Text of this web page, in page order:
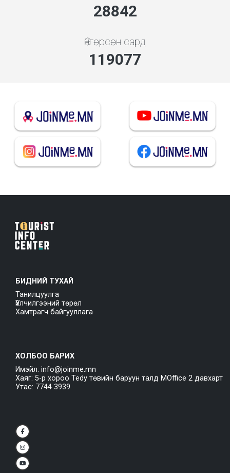
33279
Өнгөрсөн сард
137397
БИДНИЙ ТУХАЙ
Танилцуулга
Үйлчилгээний төрөл
Хамтрагч байгууллага
ХОЛБОО БАРИХ
Имэйл: info@joinme.mn
Хаяг: 5-р хороо Tedy төвийн баруун талд MOffice 2 давхарт
Утас: 7744 3939